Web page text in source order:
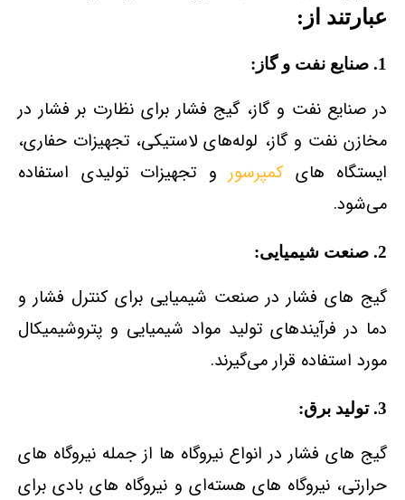
عبارتند از:
1. صنایع نفت و گاز:
در صنایع نفت و گاز، گیج فشار برای نظارت بر فشار در
مخازن نفت و گاز، لوله‌های لاستیکی، تجهیزات حفاری،
ایستگاه‌ هایکمپرسور و تجهیزات تولیدی استفاده
می‌شود.
2. صنعت شیمیایی:
گیج‌ های فشار در صنعت شیمیایی برای کنترل فشار و
دما در فرآیندهای تولید مواد شیمیایی و پتروشیمیکال
مورد استفاده قرار می‌گیرند.
3. تولید برق:
گیج‌ های فشار در انواع نیروگاه‌ ها از جمله نیروگاه‌ های
حرارتی، نیروگاه‌ های هسته‌ای و نیروگاه‌ های بادی برای